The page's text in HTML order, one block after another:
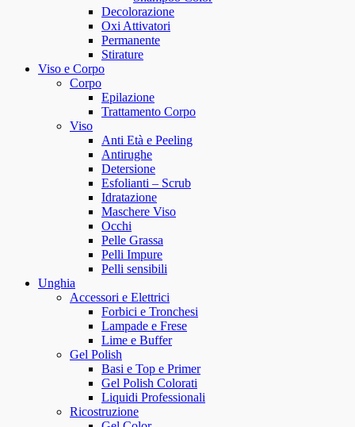
Decolorazione
Oxi Attivatori
Permanente
Stirature
Viso e Corpo
Corpo
Epilazione
Trattamento Corpo
Viso
Anti Età e Peeling
Antirughe
Detersione
Esfolianti – Scrub
Idratazione
Maschere Viso
Occhi
Pelle Grassa
Pelli Impure
Pelli sensibili
Unghia
Accessori e Elettrici
Forbici e Tronchesi
Lampade e Frese
Lime e Buffer
Gel Polish
Basi e Top e Primer
Gel Polish Colorati
Liquidi Professionali
Ricostruzione